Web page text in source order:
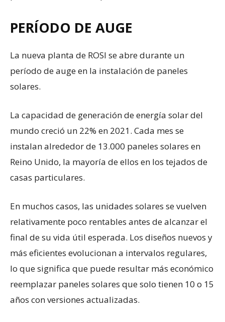
PERÍODO DE AUGE
La nueva planta de ROSI se abre durante un
período de auge en la instalación de paneles
solares.
La capacidad de generación de energía solar del
mundo creció un 22% en 2021. Cada mes se
instalan alrededor de 13.000 paneles solares en
Reino Unido, la mayoría de ellos en los tejados de
casas particulares.
En muchos casos, las unidades solares se vuelven
relativamente poco rentables antes de alcanzar el
final de su vida útil esperada. Los diseños nuevos y
más eficientes evolucionan a intervalos regulares,
lo que significa que puede resultar más económico
reemplazar paneles solares que solo tienen 10 o 15
años con versiones actualizadas.